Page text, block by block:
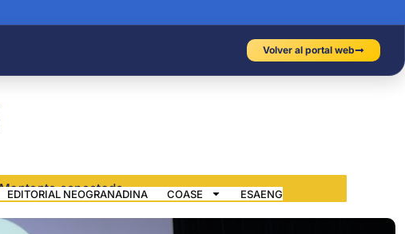
Volver al portal web
EDITORIAL NEOGRANADINA COASE ESAENG